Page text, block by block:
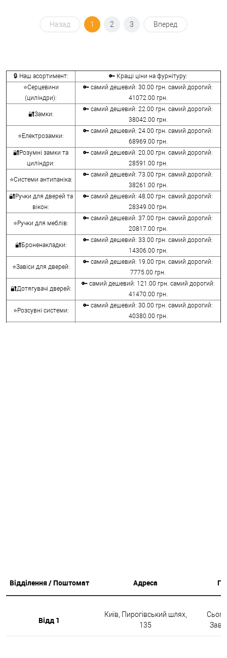
Назад 1 2 3 Вперед
🔒 Наш асортимент:
🔑 Кращі ціни на фурнітуру:
⭐Серцевини
(циліндри):
🔑 самий дешевий: 30.00 грн. самий дорогий:
41072.00 грн.
🔐Замки:
🔑 самий дешевий: 22.00 грн. самий дорогий:
38042.00 грн.
⭐Електрозамки:
🔑 самий дешевий: 24.00 грн. самий дорогий:
68969.00 грн.
🔐Розумні замки та
циліндри:
🔑 самий дешевий: 20.00 грн. самий дорогий:
28591.00 грн.
⭐Системи антипаніка:
🔑 самий дешевий: 73.00 грн. самий дорогий:
38261.00 грн.
🔐Ручки для дверей та
вікон:
🔑 самий дешевий: 48.00 грн. самий дорогий:
28349.00 грн.
⭐Ручки для меблів:
🔑 самий дешевий: 37.00 грн. самий дорогий:
20817.00 грн.
🔐Броненакладки:
🔑 самий дешевий: 33.00 грн. самий дорогий:
14306.00 грн.
⭐Завіси для дверей:
🔑 самий дешевий: 19.00 грн. самий дорогий:
7775.00 грн.
🔐Дотягувачі дверей:
🔑 самий дешевий: 121.00 грн. самий дорогий:
41470.00 грн.
⭐Розсувні системи:
🔑 самий дешевий: 30.00 грн. самий дорогий:
40380.00 грн.
Відділення / Поштомат Адреса
Відд 1
Київ, Пирогівський шлях,
135